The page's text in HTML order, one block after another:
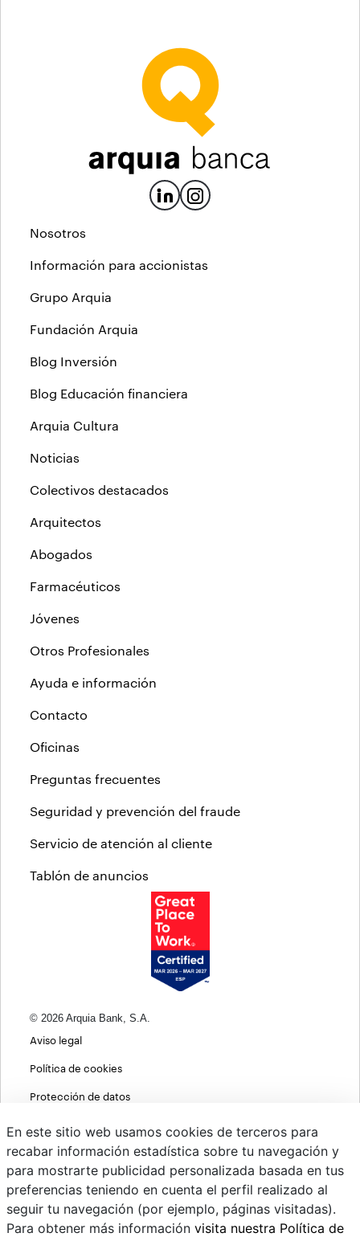
Nosotros
Información para accionistas
Grupo Arquia
Fundación Arquia
Blog Inversión
Blog Educación financiera
Arquia Cultura
Noticias
Colectivos destacados
Arquitectos
Abogados
Farmacéuticos
Jóvenes
Otros Profesionales
Ayuda e información
Contacto
Oficinas
Preguntas frecuentes
Seguridad y prevención del fraude
Servicio de atención al cliente
Tablón de anuncios
© 2026 Arquia Bank, S.A.
Aviso legal
Política de cookies
Protección de datos
Política de privacidad web
MIFID
PSD2
En este sitio web usamos cookies de terceros para
recabar información estadística sobre tu navegación y
para mostrarte publicidad personalizada basada en tus
preferencias teniendo en cuenta el perfil realizado al
seguir tu navegación (por ejemplo, páginas visitadas).
Para obtener más información visita nuestra Política de